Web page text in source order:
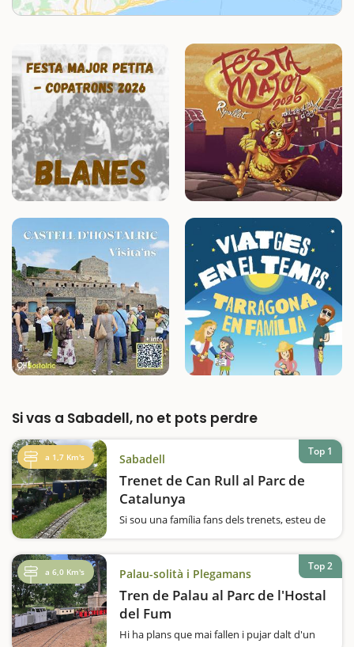
Si vas a Sabadell, no et pots perdre
a 1,7 Km's Sabadell
Trenet de Can Rull al Parc de
Catalunya
Si sou una família fans dels trenets, esteu de
quilòmetres de vies i que el converteix en un
dels més grans d'Europa. L'estació…
Top 1
a 6,0 Km's Palau-solità i Plegamans
Tren de Palau al Parc de l'Hostal
del Fum
Hi ha plans que mai fallen i pujar dalt d'un
Top 2